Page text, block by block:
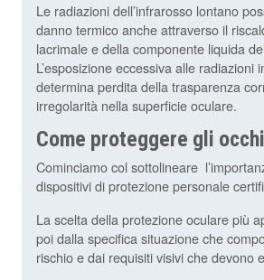
Le radiazioni dell’infrarosso lontano
danno termico anche attraverso il
lacrimale e della componente liquida
L’esposizione eccessiva alle radiazioni
determina perdita della trasparenza
irregolarità nella superficie oculare.
Come proteggere gli occhi
Cominciamo col sottolineare
dispositivi di protezione personale
La scelta della protezione oculare più
poi dalla specifica situazione che
rischio e dai requisiti visivi che devono